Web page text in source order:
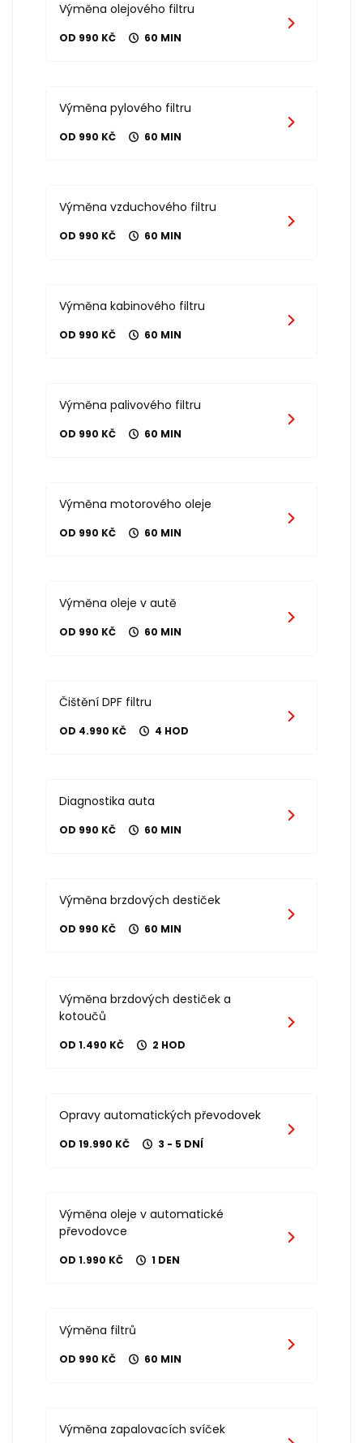
Výměna olejového filtru
OD 990 KČ 60 MIN
Výměna pylového filtru
OD 990 KČ 60 MIN
Výměna vzduchového filtru
OD 990 KČ 60 MIN
Výměna kabinového filtru
OD 990 KČ 60 MIN
Výměna palivového filtru
OD 990 KČ 60 MIN
Výměna motorového oleje
OD 990 KČ 60 MIN
Výměna oleje v autě
OD 990 KČ 60 MIN
Čištění DPF filtru
OD 4.990 KČ 4 HOD
Diagnostika auta
OD 990 KČ 60 MIN
Výměna brzdových destiček
OD 990 KČ 60 MIN
Výměna brzdových destiček a
kotoučů
OD 1.490 KČ 2 HOD
Opravy automatických převodovek
OD 19.990 KČ 3 - 5 DNÍ
Výměna oleje v automatické
převodovce
OD 1.990 KČ 1 DEN
Výměna filtrů
OD 990 KČ 60 MIN
Výměna zapalovacích svíček